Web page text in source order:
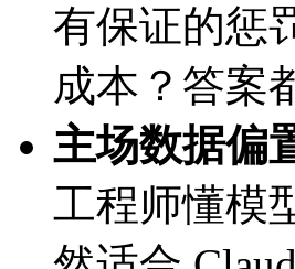
有保证的惩
成本？答案
主场数据偏
工程师懂模